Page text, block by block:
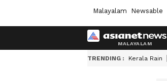
Malayalam Newsable
TRENDING : Kerala Rain